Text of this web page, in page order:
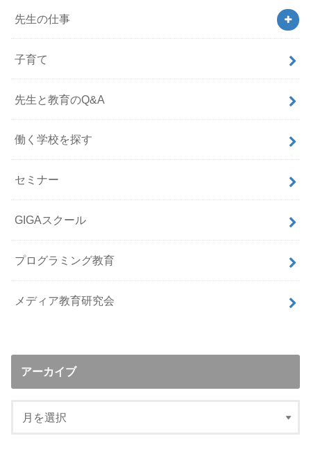
先生の仕事
子育て
先生と教育のQ&A
働く学校を探す
セミナー
GIGAスクール
プログラミング教育
メディア教育研究会
アーカイブ